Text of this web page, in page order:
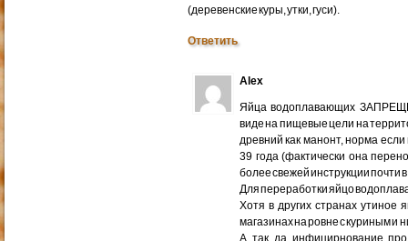
(деревенские куры, утки, гуси).
Ответить
Alex
Яйца водоплавающих
виде на пищевые цели на
древний как манонт, норма
39 года (фактически она
более свежей инструкции почти
Для переработки яйцо
Хотя в других странах утиное
магазинах на ровне с куриным и